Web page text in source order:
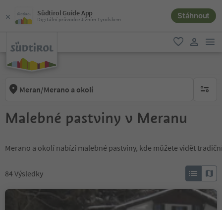
Südtirol Guide App
Digitální průvodce Jižním Tyrolskem Stáhnout
oblíbené
Meran/Merano a okolí brak
Malebné pastviny v Meranu
Merano a okolí nabízí malebné pastviny, kde můžete vidět
84Výsledky
Leadner Alm Alpine hut